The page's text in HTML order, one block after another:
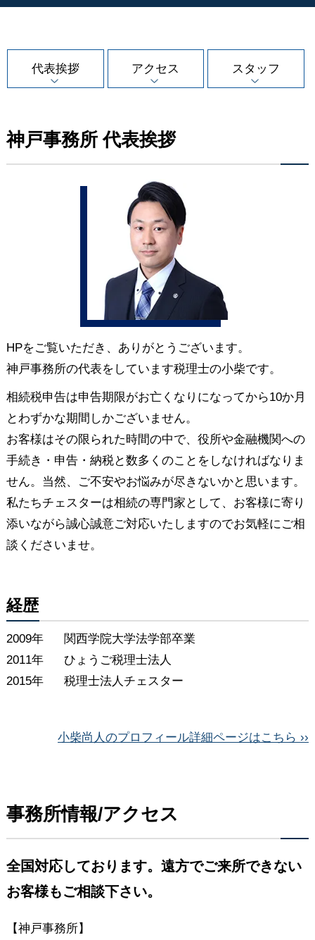
代表挨拶 アクセス スタッフ
神戸事務所 代表挨拶
HPをご覧いただき、ありがとうございます。
神戸事務所の代表をしています税理士の小柴です。
相続税申告は申告期限がお亡くなりになってから10か月
とわずかな期間しかございません。
お客様はその限られた時間の中で、役所や金融機関への
手続き・申告・納税と数多くのことをしなければなりま
せん。当然、ご不安やお悩みが尽きないかと思います。
私たちチェスターは相続の専門家として、お客様に寄り
添いながら誠心誠意ご対応いたしますのでお気軽にご相
談くださいませ。
経歴
2009年
関西学院大学法学部卒業
2011年
ひょうご税理士法人
2015年
税理士法人チェスター
小柴尚人のプロフィール詳細ページはこちら ››
事務所情報/アクセス
全国対応しております。遠方でご来所できない
お客様もご相談下さい。
【神戸事務所】